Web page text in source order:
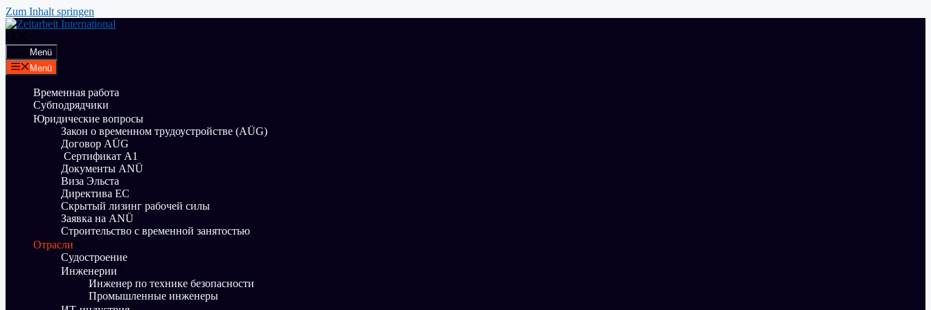
Zum Inhalt springen
Menü
Menü
Временная работа
Субподрядчики
Юридические вопросы
Закон о временном трудоустройстве (AÜG)
Договор AÜG
Сертификат А1
Документы ANÜ
Виза Эльста
Директива ЕС
Скрытый лизинг рабочей силы
Заявка на ANÜ
Строительство с временной занятостью
Отрасли
Судостроение
Инженерии
Инженер по технике безопасности
Промышленные инженеры